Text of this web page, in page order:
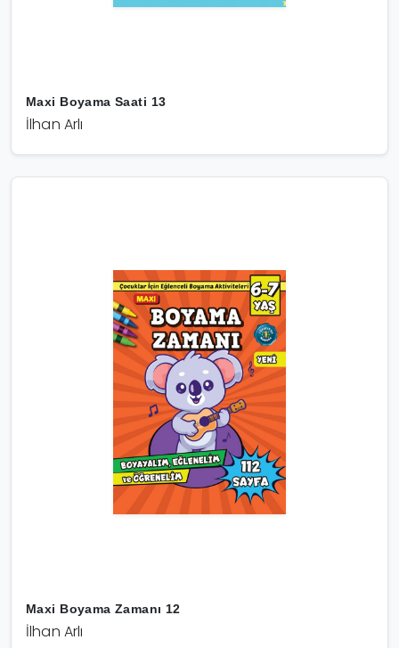
Maxi Boyama Saati 13
İlhan Arlı
Maxi Boyama Zamanı 12
İlhan Arlı